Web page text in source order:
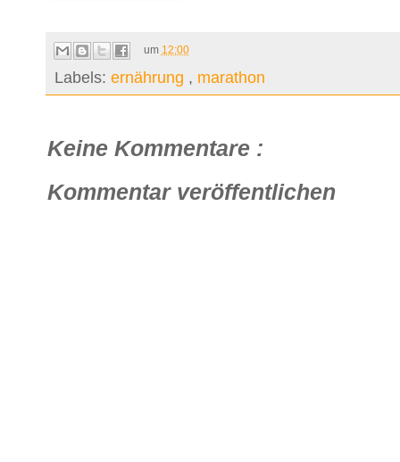
um 12:00
Labels: ernährung , marathon
Keine Kommentare :
Kommentar veröffentlichen